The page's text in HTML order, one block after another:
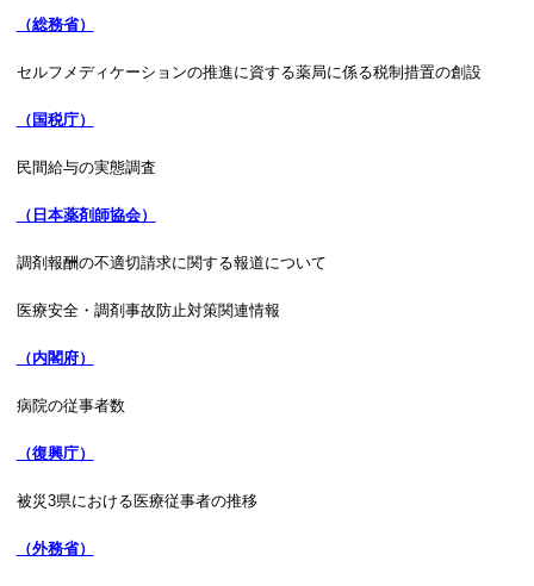
（総務省）
セルフメディケーションの推進に資する薬局に係る税制措置の創設
（国税庁）
民間給与の実態調査
（日本薬剤師協会）
調剤報酬の不適切請求に関する報道について
医療安全・調剤事故防止対策関連情報
（内閣府）
病院の従事者数
（復興庁）
被災3県における医療従事者の推移
（外務省）